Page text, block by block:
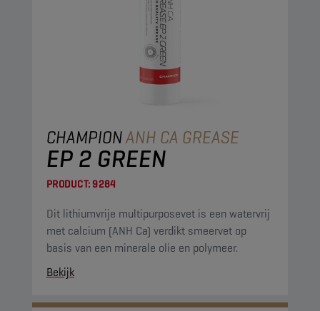
CHAMPIONANH CA GREASE
EP 2 GREEN
PRODUCT:9284
Dit lithiumvrije multipurposevet is een watervrij
met calcium (ANH Ca) verdikt smeervet op
basis van een minerale olie en polymeer.
Bekijk